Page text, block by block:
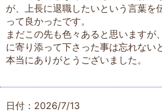
が、上長に退職したいという言葉を
って良かったです。
まだこの先も色々あると思いますが
に寄り添って下さった事は忘れない
本当にありがとうございました。
日付：2026/7/13